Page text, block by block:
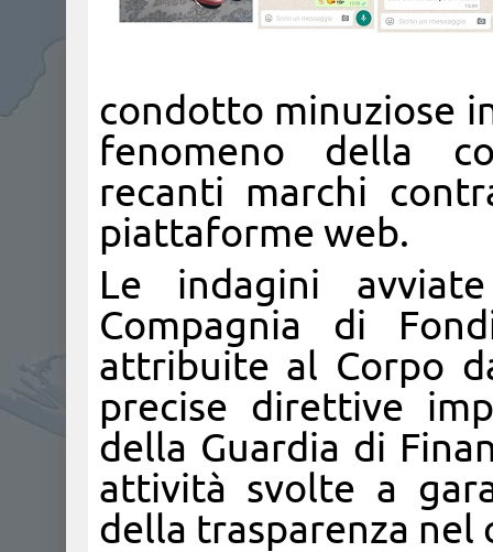
condotto minuziose
fenomeno della
recanti marchi
piattaforme web.
Le indagini
Compagnia di
attribuite al Corpo
precise direttive
della Guardia di
attività svolte a
della trasparenza nel